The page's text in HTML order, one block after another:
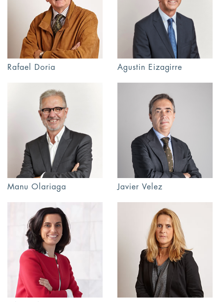
Rafael Doria Agustin Eizagirre
Manu Olariaga Javier Velez